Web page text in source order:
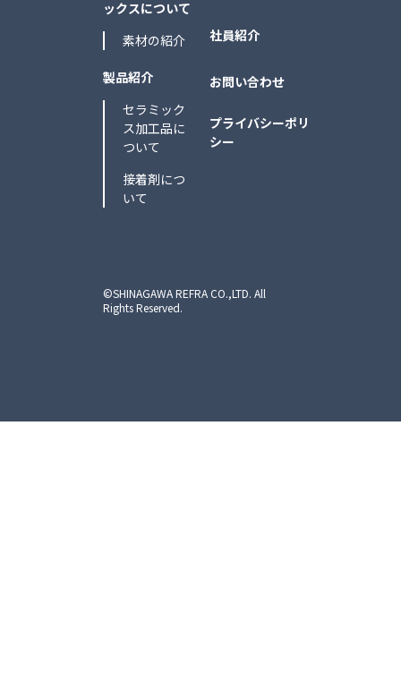
ックスについて
素材の紹介
製品紹介
セラミック
ス加工品に
ついて
接着剤につ
いて
社員紹介
お問い合わせ
プライバシーポリ
シー
©SHINAGAWA REFRA CO.,LTD. All
Rights Reserved.